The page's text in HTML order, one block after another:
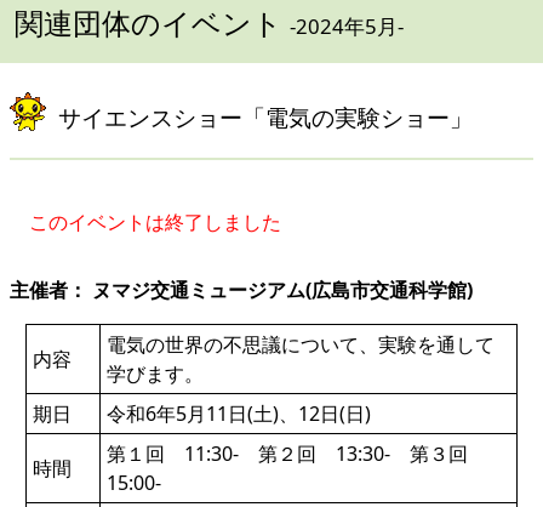
関連団体のイベント -2024年5月-
サイエンスショー「電気の実験ショー」
このイベントは終了しました
主催者： ヌマジ交通ミュージアム(広島市交通科学館)
内容
電気の世界の不思議について、実験を通して
学びます。
期日
令和6年5月11日(土)、12日(日)
時間
第１回 11:30- 第２回 13:30- 第３回
15:00-